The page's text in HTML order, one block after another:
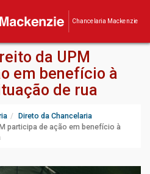
Chancelaria Mackenzie
da UPM
em benefício à
de rua
Direto da Chancelaria
participa de ação em benefício à